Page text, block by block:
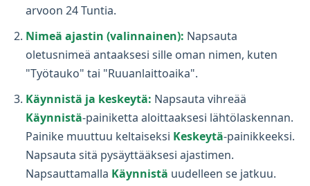
arvoon 24 Tuntia.
Nimeä ajastin (valinnainen): Napsauta
oletusnimeä antaaksesi sille oman nimen, kuten
"Työtauko" tai "Ruuanlaittoaika".
Käynnistä ja keskeytä: Napsauta vihreää
Käynnistä-painiketta aloittaaksesi lähtölaskennan.
Painike muuttuu keltaiseksi Keskeytä-painikkeeksi.
Napsauta sitä pysäyttääksesi ajastimen.
Napsauttamalla Käynnistä uudelleen se jatkuu.